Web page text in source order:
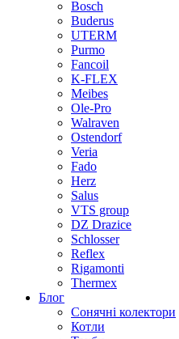
Bosch
Buderus
UTERM
Purmo
Fancoil
K-FLEX
Meibes
Ole-Pro
Walraven
Ostendorf
Veria
Fado
Herz
Salus
VTS group
DZ Drazice
Schlosser
Reflex
Rigamonti
Thermex
Блог
Сонячні колектори
Котли